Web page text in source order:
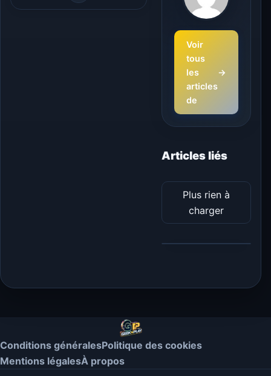
Voir
tous
les
articles
de
→
Articles liés
Plus rien à
charger
Conditions généralesPolitique des cookies
Mentions légalesÀ propos